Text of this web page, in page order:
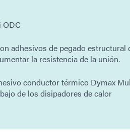
ODC
adhesivos de pegado estructural
la resistencia de la unión.
conductor térmico Dymax
de los disipadores de calor